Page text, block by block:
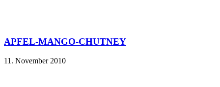
APFEL-MANGO-CHUTNEY
11. November 2010